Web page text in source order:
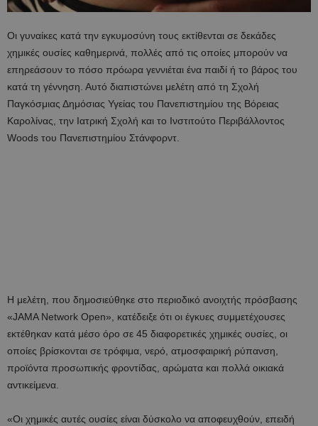
Οι γυναίκες κατά την εγκυμοσύνη τους εκτίθενται σε δεκάδες
χημικές ουσίες καθημερινά, πολλές από τις οποίες μπορούν να
επηρεάσουν το πόσο πρόωρα γεννιέται ένα παιδί ή το βάρος του
κατά τη γέννηση. Αυτό διαπιστώνει μελέτη από τη Σχολή
Παγκόσμιας Δημόσιας Υγείας του Πανεπιστημίου της Βόρειας
Καρολίνας, την Ιατρική Σχολή και το Ινστιτούτο Περιβάλλοντος
Woods του Πανεπιστημίου Στάνφορντ.
Η μελέτη, που δημοσιεύθηκε στο περιοδικό ανοιχτής πρόσβασης
«JAMA Network Open», κατέδειξε ότι οι έγκυες συμμετέχουσες
εκτέθηκαν κατά μέσο όρο σε 45 διαφορετικές χημικές ουσίες, οι
οποίες βρίσκονται σε τρόφιμα, νερό, ατμοσφαιρική ρύπανση,
προϊόντα προσωπικής φροντίδας, αρώματα και πολλά οικιακά
αντικείμενα.
«Οι χημικές αυτές ουσίες είναι δύσκολο να αποφευχθούν, επειδή